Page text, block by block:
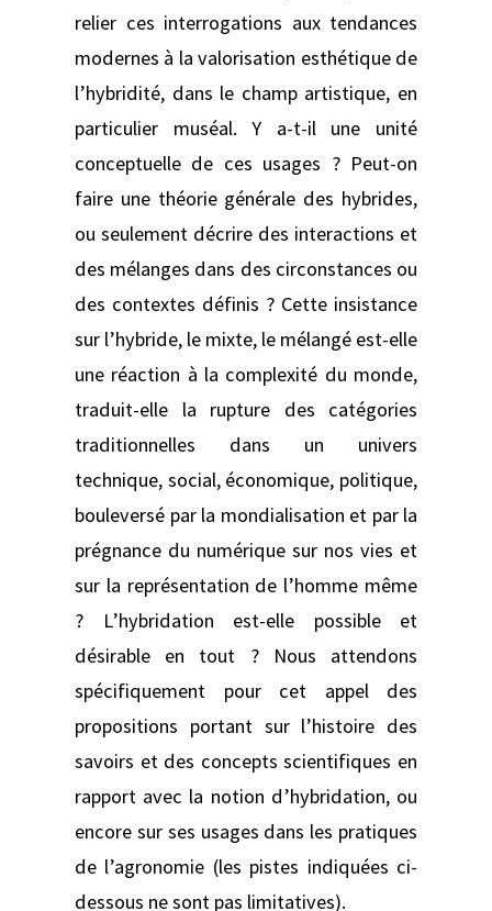
relier ces interrogations aux tendances
modernes à la valorisation esthétique de
l’hybridité, dans le champ artistique, en
particulier muséal. Y a-t-il une unité
conceptuelle de ces usages ? Peut-on
faire une théorie générale des hybrides,
ou seulement décrire des interactions et
des mélanges dans des circonstances ou
des contextes définis ? Cette insistance
sur l’hybride, le mixte, le mélangé est-elle
une réaction à la complexité du monde,
traduit-elle la rupture des catégories
traditionnelles dans un univers
technique, social, économique, politique,
bouleversé par la mondialisation et par la
prégnance du numérique sur nos vies et
sur la représentation de l’homme même
? L’hybridation est-elle possible et
désirable en tout ? Nous attendons
spécifiquement pour cet appel des
propositions portant sur l’histoire des
savoirs et des concepts scientifiques en
rapport avec la notion d’hybridation, ou
encore sur ses usages dans les pratiques
de l’agronomie (les pistes indiquées ci-
dessous ne sont pas limitatives).